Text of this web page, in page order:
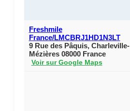
Freshmile
France/LMCBRJ1HD1N3LT
9 Rue des Pâquis, Charleville-
Mézières 08000 France
Voir sur Google Maps